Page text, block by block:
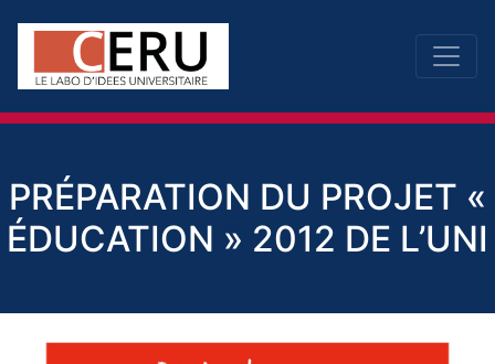
PRÉPARATION DU PROJET «
ÉDUCATION » 2012 DE L’UNI